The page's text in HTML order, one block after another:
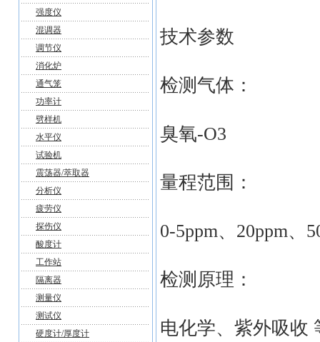
强度仪
混调器
调节仪
消化炉
通气笼
功率计
劈样机
水平仪
试验机
震荡器/萃取器
分析仪
疲劳仪
探伤仪
酸度计
工作站
隔离器
测量仪
测试仪
硬度计/厚度计
技术参数
检测气体：
臭氧-O3
量程范围：
0-5ppm、20ppm、
检测原理：
电化学、紫外吸收